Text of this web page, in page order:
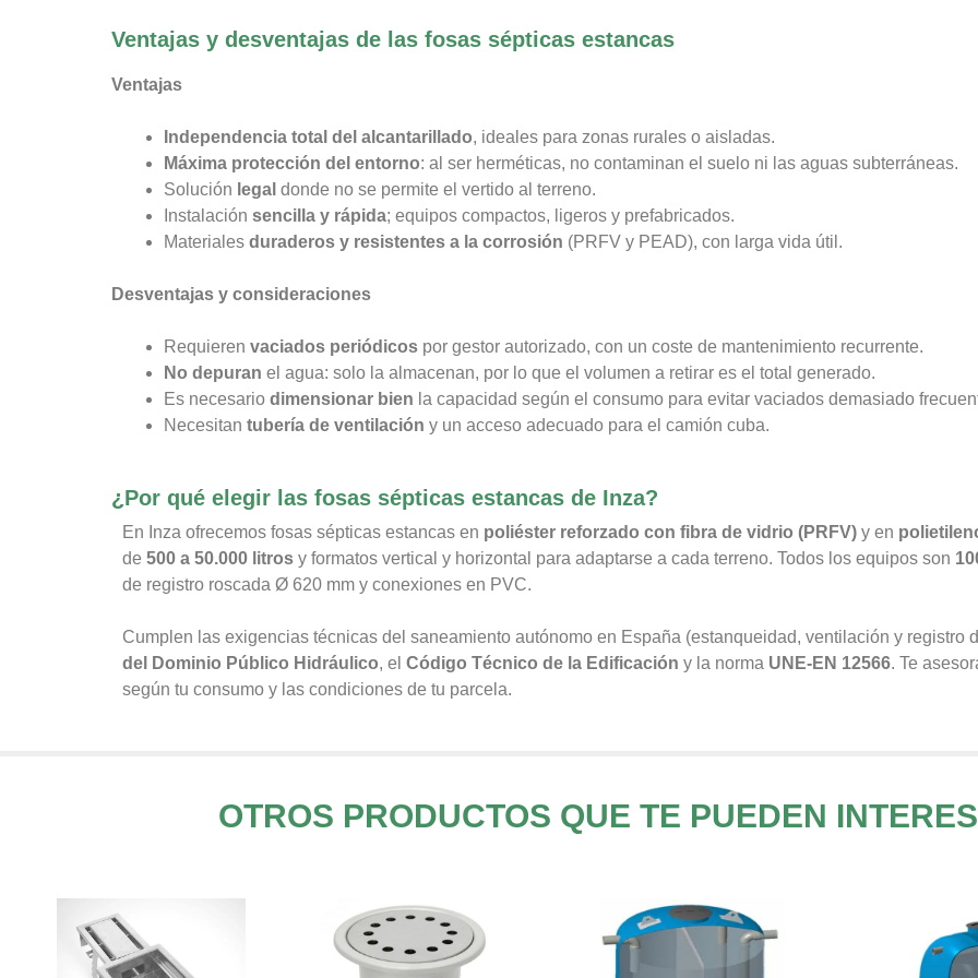
Ventajas y desventajas de las fosas sépticas estancas
Ventajas
Independencia total del alcantarillado, ideales para zonas rurales o aisladas.
Máxima protección del entorno: al ser herméticas, no contaminan el suelo ni las aguas subterráneas.
Solución legal donde no se permite el vertido al terreno.
Instalación sencilla y rápida; equipos compactos, ligeros y prefabricados.
Materiales duraderos y resistentes a la corrosión (PRFV y PEAD), con larga vida útil.
Desventajas y consideraciones
Requieren vaciados periódicos por gestor autorizado, con un coste de mantenimiento recurrente.
No depuran el agua: solo la almacenan, por lo que el volumen a retirar es el total generado.
Es necesario dimensionar bien la capacidad según el consumo para evitar vaciados demasiado
Necesitan tubería de ventilación y un acceso adecuado para el camión cuba.
¿Por qué elegir las fosas sépticas estancas de Inza?
En Inza ofrecemos fosas sépticas estancas en poliéster reforzado con fibra de vidrio (PRFV) y en
de 500 a 50.000 litros y formatos vertical y horizontal para adaptarse a cada terreno. Todos los equipos son
de registro roscada Ø 620 mm y conexiones en PVC.
Cumplen las exigencias técnicas del saneamiento autónomo en España (estanqueidad, ventilación y registro
del Dominio Público Hidráulico, el Código Técnico de la Edificación y la norma UNE-EN 12566. Te
según tu consumo y las condiciones de tu parcela.
OTROS PRODUCTOS QUE TE PUEDEN